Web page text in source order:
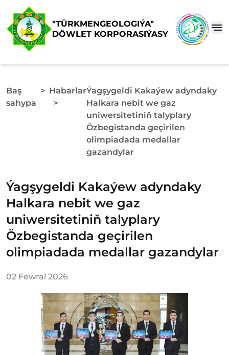
"TÜRKMENGEOLOGIÝA"
DÖWLET KORPORASIÝASY
Baş
sahypa
> Habarlar
>
Ýagşygeldi Kakaýew adyndaky
Halkara nebit we gaz
uniwersitetiniň talyplary
Özbegistanda geçirilen
olimpiadada medallar
gazandylar
Ýagşygeldi Kakaýew adyndaky
Halkara nebit we gaz
uniwersitetiniň talyplary
Özbegistanda geçirilen
olimpiadada medallar gazandylar
02 Fewral 2026